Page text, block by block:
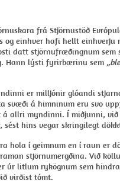
frá Stjörnustöð
og einhver hafi hellt einhverju
datt stjörnufræðingnum sem
Hann lýsti fyrirbærinu sem
er milljónir glóandi
svæði á himninum eru svo
allri myndinni. Í miðjunni, við
sést hins vegar skringilegt
hola í geimnum en í raun er
stjörnumergðina. Við
úr litlum rykögnum sem
virðist tómt.